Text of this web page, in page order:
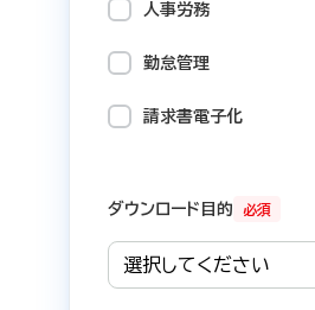
人事労務
勤怠管理
請求書電子化
必須
ダウンロード目的